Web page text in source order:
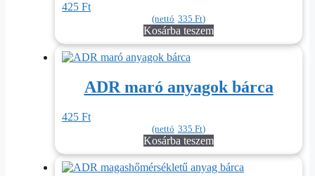
425 Ft
(nettó 335 Ft)
Kosárba teszem
ADR maró anyagok bárca
425 Ft
(nettó 335 Ft)
Kosárba teszem